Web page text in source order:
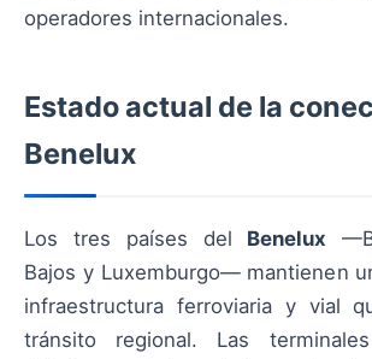
operadores internacionales.
Estado actual de la
Benelux
Los tres países del Benelux
Bajos y Luxemburgo— mantienen
infraestructura ferroviaria y vial
tránsito regional. Las